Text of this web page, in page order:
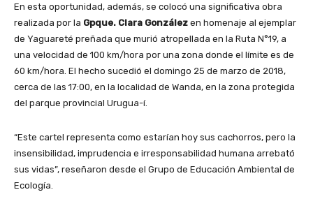
En esta oportunidad, además, se colocó una significativa obra
realizada por la Gpque. Clara González en homenaje al ejemplar
de Yaguareté preñada que murió atropellada en la Ruta N°19, a
una velocidad de 100 km/hora por una zona donde el límite es de
60 km/hora. El hecho sucedió el domingo 25 de marzo de 2018,
cerca de las 17:00, en la localidad de Wanda, en la zona protegida
del parque provincial Urugua-í.
“Este cartel representa como estarían hoy sus cachorros, pero la
insensibilidad, imprudencia e irresponsabilidad humana arrebató
sus vidas”, reseñaron desde el Grupo de Educación Ambiental de
Ecología.